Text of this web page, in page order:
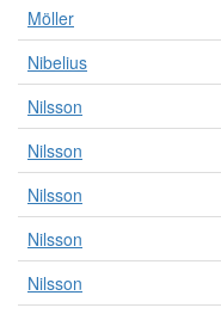
Möller
Nibelius
Nilsson
Nilsson
Nilsson
Nilsson
Nilsson